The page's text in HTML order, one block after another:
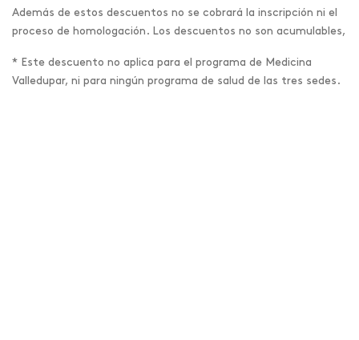
Además de estos descuentos no se cobrará la inscripción ni el
proceso de homologación. Los descuentos no son acumulables,
* Este descuento no aplica para el programa de Medicina
Valledupar, ni para ningún programa de salud de las tres sedes.